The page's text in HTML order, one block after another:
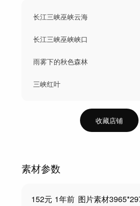
长江三峡巫峡云海
长江三峡巫峡峡口
雨雾下的秋色森林
三峡红叶
收藏店铺
素材参数
152元 1年前 图片素材